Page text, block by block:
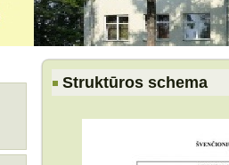
Struktūros schema